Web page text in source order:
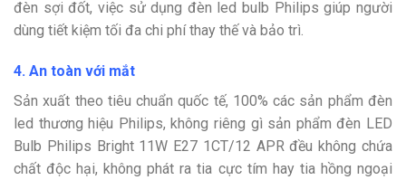
đèn sợi đốt, việc sử dụng đèn led bulb Philips giúp người
dùng tiết kiệm tối đa chi phí thay thế và bảo trì.
4. An toàn với mắt
Sản xuất theo tiêu chuẩn quốc tế, 100% các sản phẩm đèn
led thương hiệu Philips, không riêng gì sản phẩm đèn LED
Bulb Philips Bright 11W E27 1CT/12 APR đều không chứa
chất độc hại, không phát ra tia cực tím hay tia hồng ngoại